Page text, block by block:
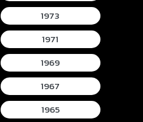
1973
1971
1969
1967
1965